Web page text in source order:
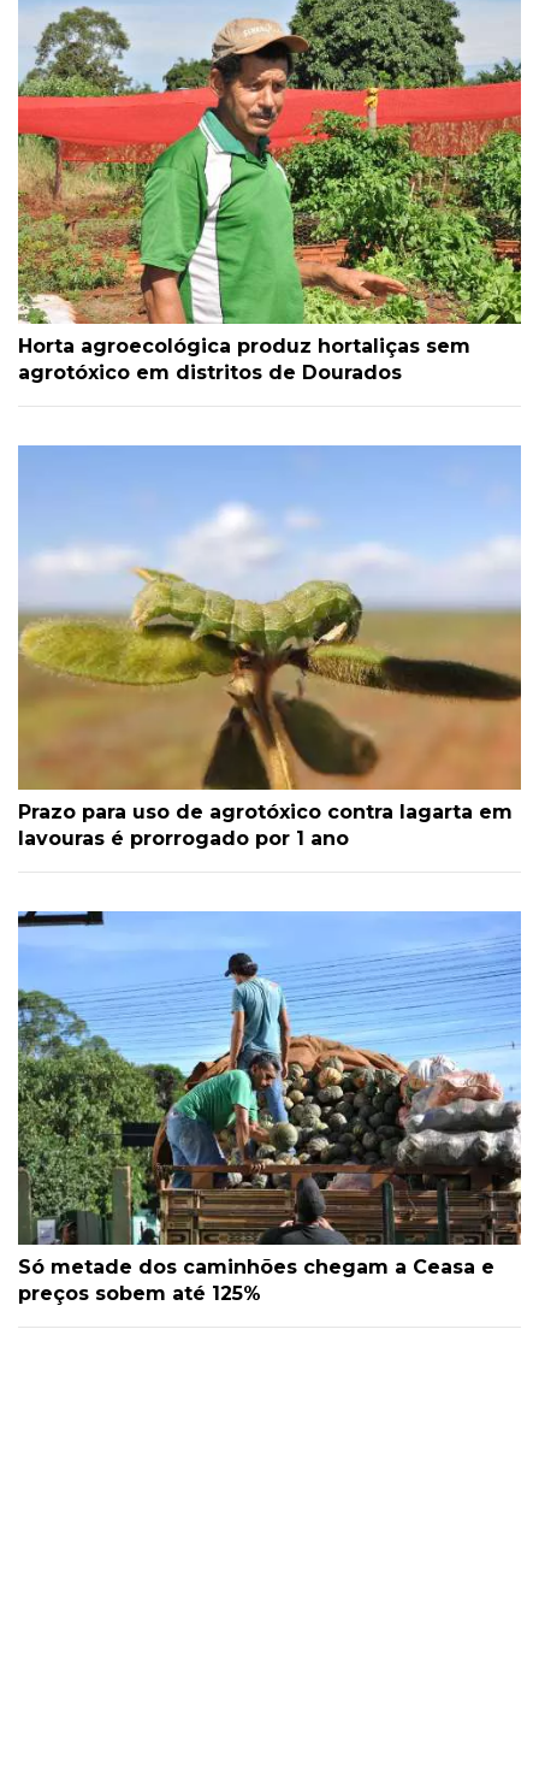
Horta agroecológica produz hortaliças sem
agrotóxico em distritos de Dourados
Prazo para uso de agrotóxico contra lagarta em
lavouras é prorrogado por 1 ano
Só metade dos caminhões chegam a Ceasa e
preços sobem até 125%